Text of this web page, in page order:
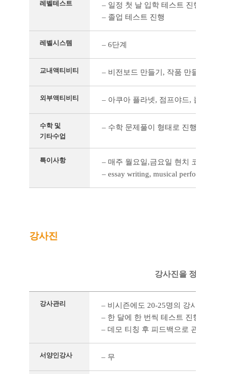
레벨테스트
– 일정 첫 날 입학 테스트 진행
– 졸업 테스트 진행
레벨시스템 – 6단계
교내액티비티 – 비전보드 만들기, 작품 만들기, 보
외부액티비티 – 아쿠아 플라넷, 점프야드, 놀이공
수학 및
기타수업
– 수학 문제풀이 형태로 진행(자율자
특이사항
– 매주 월요일,금요일 현치 코치와
– essay writing, musical
강사진
강사진을 정리한 표
강사관리
– 비시즌에도 20-25명의 강사가 수
– 한 달에 한 번씩 테스트 진행
– 데모 티칭 후 피드백으로 관리
서양인강사 – 무